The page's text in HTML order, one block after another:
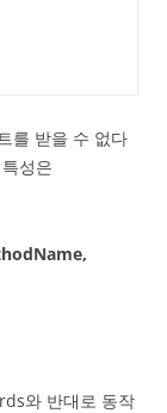
를 받을 수 없다
성은
와 반대로 동작